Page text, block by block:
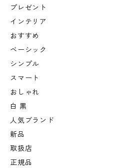
プレゼント
インテリア
おすすめ
ベーシック
シンプル
スマート
おしゃれ
白 黒
人気ブランド
新品
取扱店
正規品